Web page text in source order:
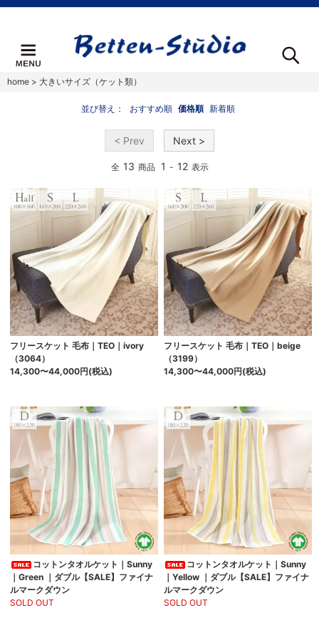
home > 大きいサイズ（ケット類）
並び替え： おすすめ順 価格順 新着順
< Prev Next >
全 13 商品 1 - 12 表示
フリースケット 毛布｜TEO｜ivory
（3064）
14,300〜44,000円(税込)
フリースケット 毛布｜TEO｜beige
（3199）
14,300〜44,000円(税込)
コットンタオルケット｜Sunny
｜Green ｜ダブル【SALE】ファイナ
ルマークダウン
SOLD OUT
コットンタオルケット｜Sunny
｜Yellow ｜ダブル【SALE】ファイナ
ルマークダウン
SOLD OUT